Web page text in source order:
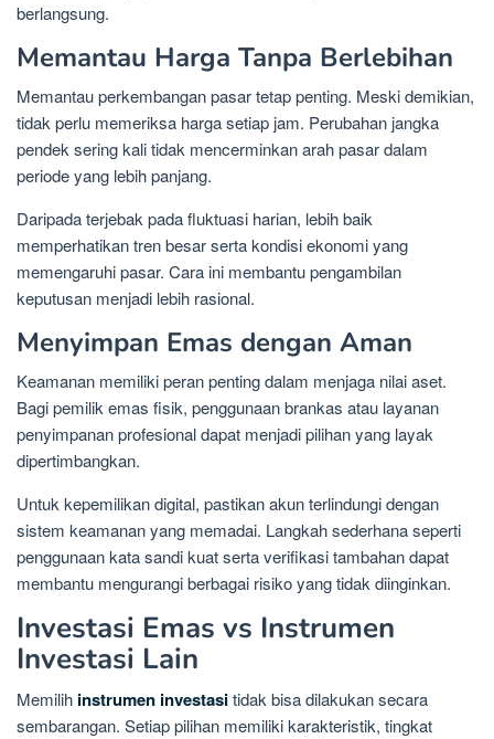
berlangsung.
Memantau Harga Tanpa Berlebihan
Memantau perkembangan pasar tetap penting. Meski demikian,
tidak perlu memeriksa harga setiap jam. Perubahan jangka
pendek sering kali tidak mencerminkan arah pasar dalam
periode yang lebih panjang.
Daripada terjebak pada fluktuasi harian, lebih baik
memperhatikan tren besar serta kondisi ekonomi yang
memengaruhi pasar. Cara ini membantu pengambilan
keputusan menjadi lebih rasional.
Menyimpan Emas dengan Aman
Keamanan memiliki peran penting dalam menjaga nilai aset.
Bagi pemilik emas fisik, penggunaan brankas atau layanan
penyimpanan profesional dapat menjadi pilihan yang layak
dipertimbangkan.
Untuk kepemilikan digital, pastikan akun terlindungi dengan
sistem keamanan yang memadai. Langkah sederhana seperti
penggunaan kata sandi kuat serta verifikasi tambahan dapat
membantu mengurangi berbagai risiko yang tidak diinginkan.
Investasi Emas vs Instrumen
Investasi Lain
Memilih instrumen investasitidak bisa dilakukan secara
sembarangan. Setiap pilihan memiliki karakteristik, tingkat